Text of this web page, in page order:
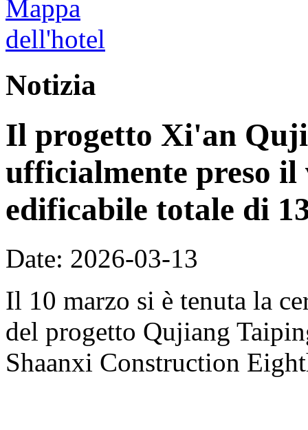
Notizia
Il progetto Xi'an
ufficialmente preso il
edificabile totale di
Date: 2026-03-13
Il 10 marzo si è tenuta la
del progetto Qujiang
Shaanxi Construction